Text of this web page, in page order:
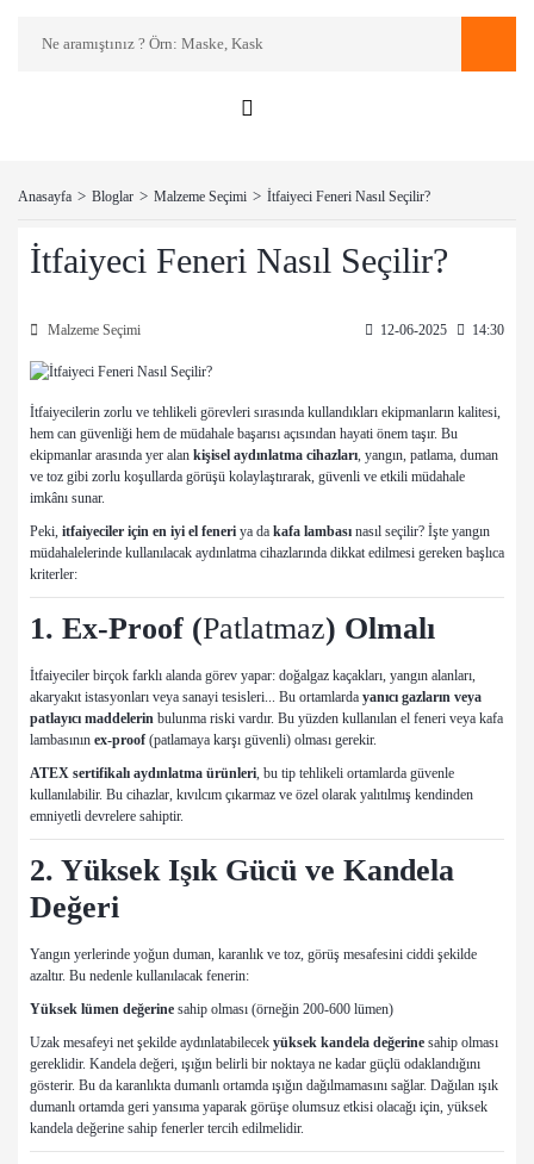
Anasayfa Bloglar Malzeme Seçimi İtfaiyeci Feneri Nasıl Seçilir?
İtfaiyeci Feneri Nasıl Seçilir?
Malzeme Seçimi 12-06-2025 14:30
İtfaiyecilerin zorlu ve tehlikeli görevleri sırasında kullandıkları ekipmanların kalitesi,
hem can güvenliği hem de müdahale başarısı açısından hayati önem taşır. Bu
ekipmanlar arasında yer alan kişisel aydınlatma cihazları, yangın, patlama, duman
ve toz gibi zorlu koşullarda görüşü kolaylaştırarak, güvenli ve etkili müdahale
imkânı sunar.
Peki, itfaiyeciler için en iyi el feneri ya da kafa lambası nasıl seçilir? İşte yangın
müdahalelerinde kullanılacak aydınlatma cihazlarında dikkat edilmesi gereken başlıca
kriterler:
1. Ex-Proof (Patlatmaz) Olmalı
İtfaiyeciler birçok farklı alanda görev yapar: doğalgaz kaçakları, yangın alanları,
akaryakıt istasyonları veya sanayi tesisleri... Bu ortamlarda yanıcı gazların veya
patlayıcı maddelerin bulunma riski vardır. Bu yüzden kullanılan el feneri veya kafa
lambasının ex-proof (patlamaya karşı güvenli) olması gerekir.
ATEX sertifikalı aydınlatma ürünleri, bu tip tehlikeli ortamlarda güvenle
kullanılabilir. Bu cihazlar, kıvılcım çıkarmaz ve özel olarak yalıtılmış kendinden
emniyetli devrelere sahiptir.
2. Yüksek Işık Gücü ve Kandela
Değeri
Yangın yerlerinde yoğun duman, karanlık ve toz, görüş mesafesini ciddi şekilde
azaltır. Bu nedenle kullanılacak fenerin:
Yüksek lümen değerine sahip olması (örneğin 200-600 lümen)
Uzak mesafeyi net şekilde aydınlatabilecek yüksek kandela değerine sahip olması
gereklidir. Kandela değeri, ışığın belirli bir noktaya ne kadar güçlü odaklandığını
gösterir. Bu da karanlıkta dumanlı ortamda ışığın dağılmamasını sağlar. Dağılan ışık
dumanlı ortamda geri yansıma yaparak görüşe olumsuz etkisi olacağı için, yüksek
kandela değerine sahip fenerler tercih edilmelidir.